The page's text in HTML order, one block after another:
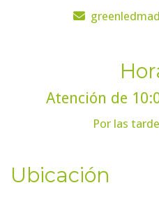
Atención de
Por las
Ubicación